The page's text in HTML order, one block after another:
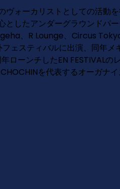
ォーカリストとしての活動
したアンダーグラウンドパ
、R Lounge、Circus
ェスティバルに出演、同年メ
ーンチしたEN FESTIVALの
を代表するオーガナ